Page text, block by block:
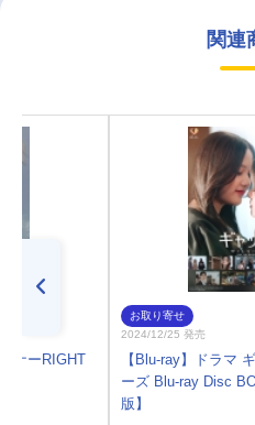
関連
ナーRIGHT
お取り寄せ
2024/12/25 発売
【Blu-ray】ドラマ
ーズ Blu-ray Disc
版】